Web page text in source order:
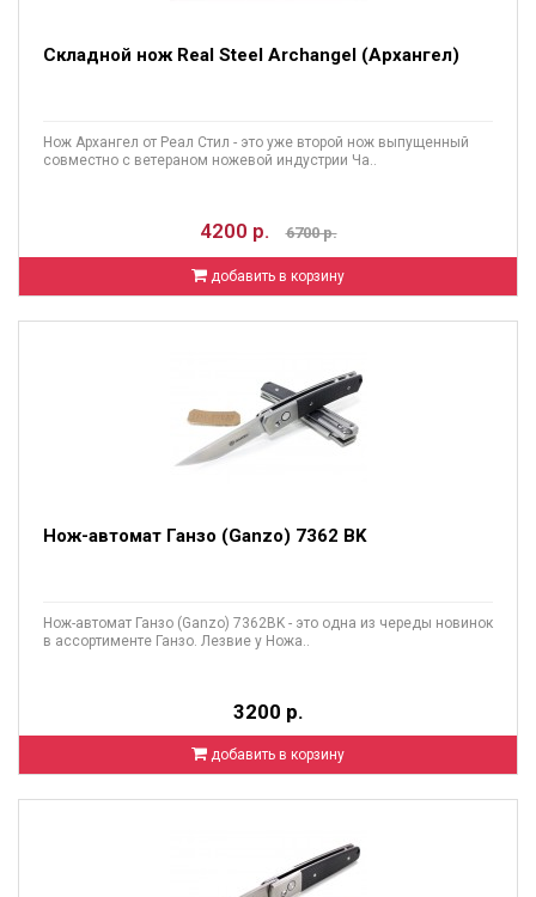
Складной нож Real Steel Archangel (Архангел)
Нож Архангел от Реал Стил - это уже второй нож выпущенный
совместно с ветераном ножевой индустрии Ча..
4200 р. 6700 р.
добавить в корзину
Нож-автомат Ганзо (Ganzo) 7362 BK
Нож-автомат Ганзо (Ganzo) 7362BK - это одна из череды новинок
в ассортименте Ганзо. Лезвие у Ножа..
3200 р.
добавить в корзину